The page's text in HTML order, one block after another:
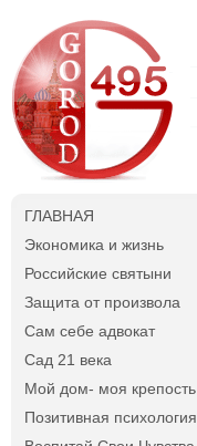
ГЛАВНАЯ
Экономика и жизнь
Российские святыни
Защита от произвола
Сам себе адвокат
Сад 21 века
Мой дом- моя крепость
Позитивная психология